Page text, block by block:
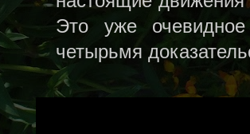
Это уже
четырьмя